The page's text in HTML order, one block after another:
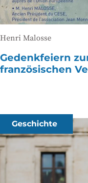
Henri Malosse
Gedenkfeiern
französischen
Geschichte